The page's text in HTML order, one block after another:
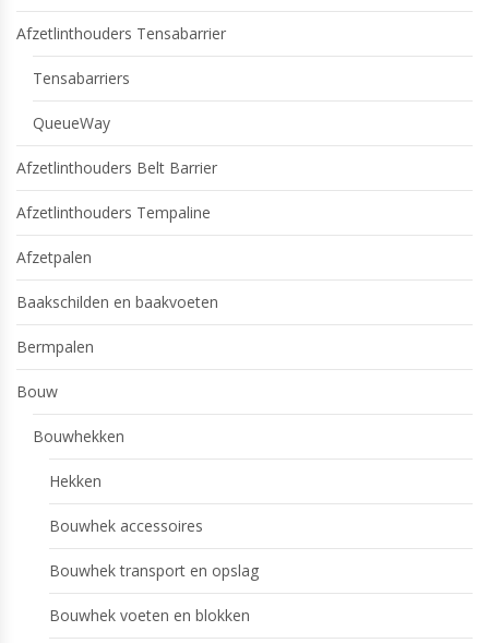
Afzetlinthouders Tensabarrier
Tensabarriers
QueueWay
Afzetlinthouders Belt Barrier
Afzetlinthouders Tempaline
Afzetpalen
Baakschilden en baakvoeten
Bermpalen
Bouw
Bouwhekken
Hekken
Bouwhek accessoires
Bouwhek transport en opslag
Bouwhek voeten en blokken